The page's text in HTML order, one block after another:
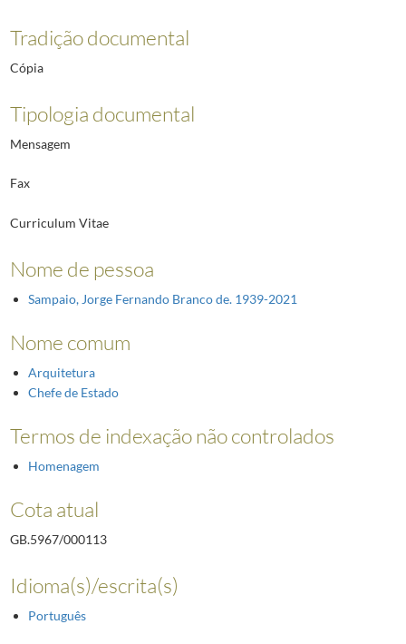
Tradição documental
Cópia
Tipologia documental
Mensagem
Fax
Curriculum Vitae
Nome de pessoa
Sampaio, Jorge Fernando Branco de. 1939-2021
Nome comum
Arquitetura
Chefe de Estado
Termos de indexação não controlados
Homenagem
Cota atual
GB.5967/000113
Idioma(s)/escrita(s)
Português